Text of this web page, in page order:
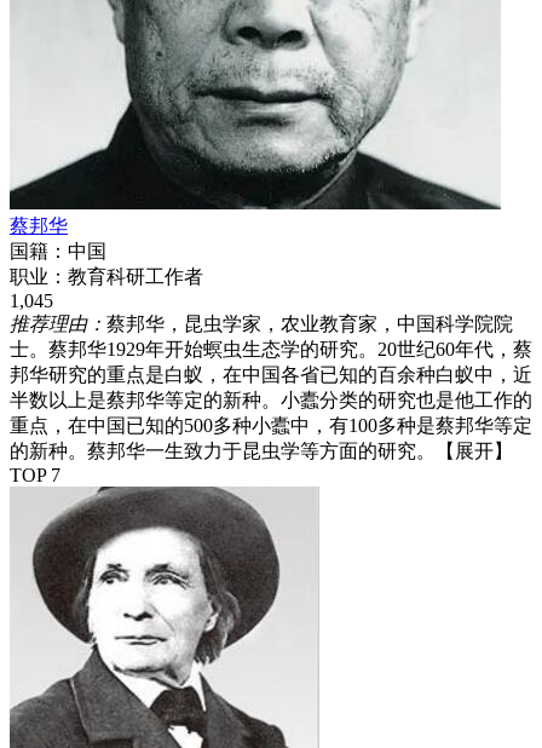
蔡邦华
国籍： 中国
职业： 教育科研工作者
1,045
推荐理由： 蔡邦华，昆虫学家，农业教育家，中国科学院院
士。蔡邦华1929年开始螟虫生态学的研究。20世纪60年代，蔡
邦华研究的重点是白蚁，在中国各省已知的百余种白蚁中，近
半数以上是蔡邦华等定的新种。小蠹分类的研究也是他工作的
重点，在中国已知的500多种小蠹中，有100多种是蔡邦华等定
的新种。蔡邦华一生致力于昆虫学等方面的研究。
【展开】
TOP 7